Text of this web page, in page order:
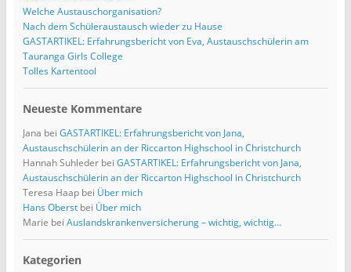
d
r
e
s
s
e
Welche Austauschorganisation?
Nach dem Schüleraustausch wieder zu Hause
GASTARTIKEL: Erfahrungsbericht von Eva, Austauschschülerin am
Tauranga Girls College
Tolles Kartentool
Neueste Kommentare
Jana bei GASTARTIKEL: Erfahrungsbericht von Jana,
Austauschschülerin an der Riccarton Highschool in Christchurch
Hannah Suhlederbei GASTARTIKEL: Erfahrungsbericht von Jana,
Austauschschülerin an der Riccarton Highschool in Christchurch
Teresa Haapbei Über mich
Hans Oberstbei Über mich
Marie bei Auslandskrankenversicherung – wichtig, wichtig…
Kategorien